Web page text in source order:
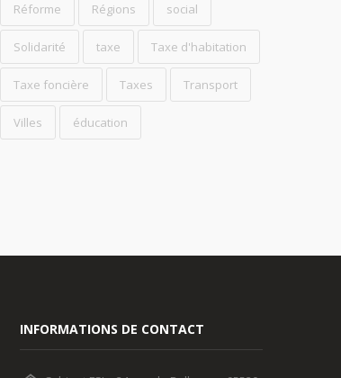
Réforme Régions social
Solidarité taxe Taxe d'habitation
Taxe foncière Taxes Transport
Villes éducation
INFORMATIONS DE CONTACT